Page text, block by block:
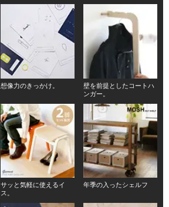
想像力のきっかけ。
壁を前提としたコートハ
ンガー。
サッと気軽に使えるイ
ス。
年季の入ったシェルフ